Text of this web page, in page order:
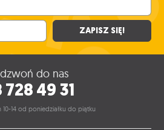
249,95 zł
ZAPISZ SIĘ!
do nas
728 49 31
14 od poniedziałku do piątku